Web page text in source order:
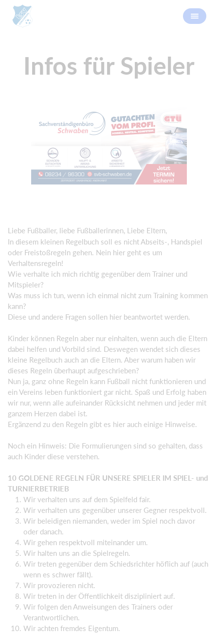
Infos für Spieler
Liebe Fußballer, liebe Fußballerinnen, Liebe Eltern,
In diesem kleinen Regelbuch soll es nicht Abseits-, Handspiel
oder Freistoßregeln gehen. Nein hier geht es um
Verhaltensregeln!
Wie verhalte ich mich richtig gegenüber dem Trainer und
Mitspieler?
Was muss ich tun, wenn ich einmal nicht zum Training kommen
kann?
Diese und andere Fragen sollen hier beantwortet werden.
Kinder können Regeln aber nur einhalten, wenn auch die Eltern
dabei helfen und Vorbild sind. Deswegen wendet sich dieses
kleine Regelbuch auch an die Eltern. Aber warum haben wir
dieses Regeln überhaupt aufgeschrieben?
Nun ja, ganz ohne Regeln kann Fußball nicht funktionieren und
ein Vereins leben funktioniert gar nicht. Spaß und Erfolg haben
wir nur, wenn alle aufeinander Rücksicht nehmen und jeder mit
ganzem Herzen dabei ist.
Ergänzend zu den Regeln gibt es hier auch einige Hinweise.
Noch ein Hinweis: Die Formulierungen sind so gehalten, dass
auch Kinder diese verstehen.
10 GOLDENE REGELN FÜR UNSERE SPIELER IM SPIEL- und
TURNIERBETRIEB
Wir verhalten uns auf dem Spielfeld fair.
Wir verhalten uns gegenüber unserer Gegner respektvoll.
Wir beleidigen niemanden, weder im Spiel noch davor
oder danach.
Wir gehen respektvoll miteinander um.
Wir halten uns an die Spielregeln.
Wir treten gegenüber dem Schiedsrichter höflich auf (auch
wenn es schwer fällt).
Wir provozieren nicht.
Wir treten in der Öffentlichkeit diszipliniert auf.
Wir folgen den Anweisungen des Trainers oder
Verantwortlichen.
Wir achten fremdes Eigentum.